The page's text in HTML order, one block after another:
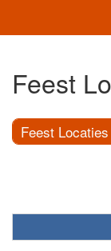
Feest
Feest Locaties